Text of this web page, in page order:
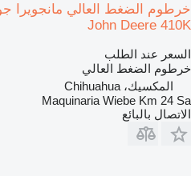
John Deere 410K
السعر عند الطلب
خرطوم الضغط العالي
المكسيك، Chihuahua
Maquinaria Wiebe Km 24 Sa
الاتصال بالبائع